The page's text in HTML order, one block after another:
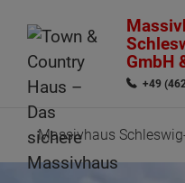
GmbH
+49
Massivhaus